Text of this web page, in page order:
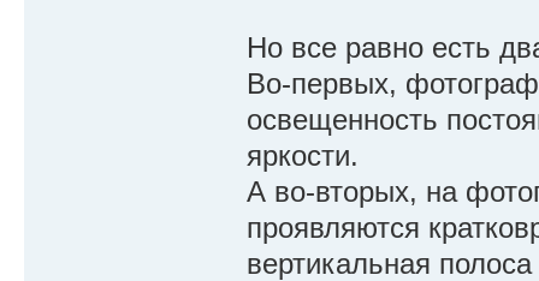
Но все равно есть
Во-первых,
освещенность
яркости.
А во-вторых, на
проявляются
вертикальная